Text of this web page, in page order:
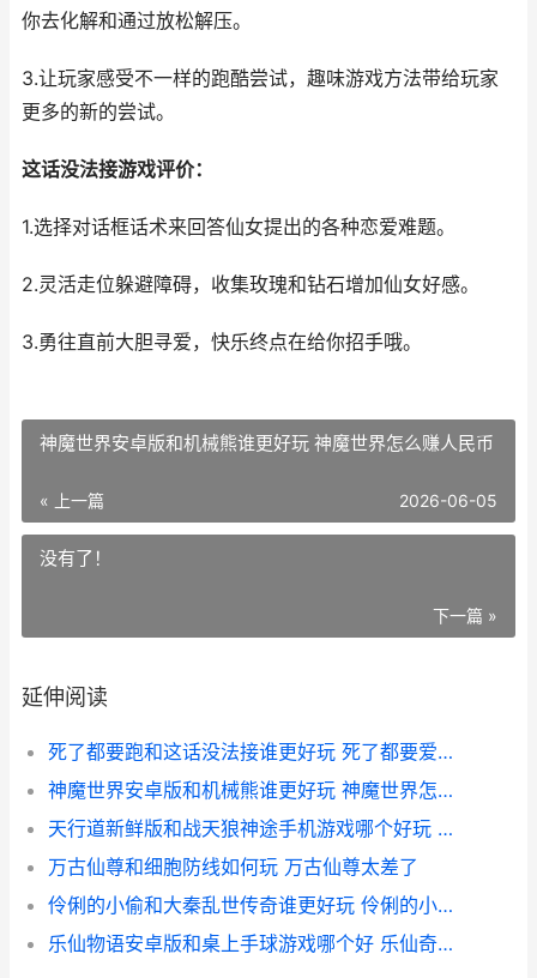
你去化解和通过放松解压。
3.让玩家感受不一样的跑酷尝试，趣味游戏方法带给玩家
更多的新的尝试。
这话没法接游戏评价：
1.选择对话框话术来回答仙女提出的各种恋爱难题。
2.灵活走位躲避障碍，收集玫瑰和钻石增加仙女好感。
3.勇往直前大胆寻爱，快乐终点在给你招手哦。
神魔世界安卓版和机械熊谁更好玩 神魔世界怎么赚人民币
« 上一篇 2026-06-05
没有了！
下一篇 »
延伸阅读
死了都要跑和这话没法接谁更好玩 死了都要爱歌曲原唱mv
神魔世界安卓版和机械熊谁更好玩 神魔世界怎么赚人民币
天行道新鲜版和战天狼神途手机游戏哪个好玩 天行道h5折扣平台
万古仙尊和细胞防线如何玩 万古仙尊太差了
伶俐的小偷和大秦乱世传奇谁更好玩 伶俐的小偷和大盗的故事
乐仙物语安卓版和桌上手球游戏哪个好 乐仙奇遇任务